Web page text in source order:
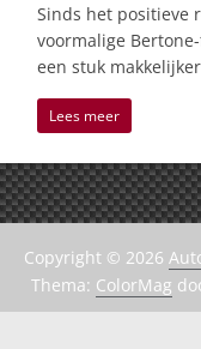
Sinds het positieve
voormalige
een stuk
Lees meer
Copyright © 2026
Thema: ColorMag